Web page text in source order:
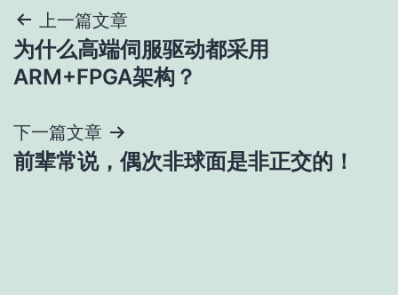
文
章
航
上一篇文章
为什么高端伺服驱动都采用
ARM+FPGA架构？
下一篇文章
前辈常说，偶次非球面是非正交的！